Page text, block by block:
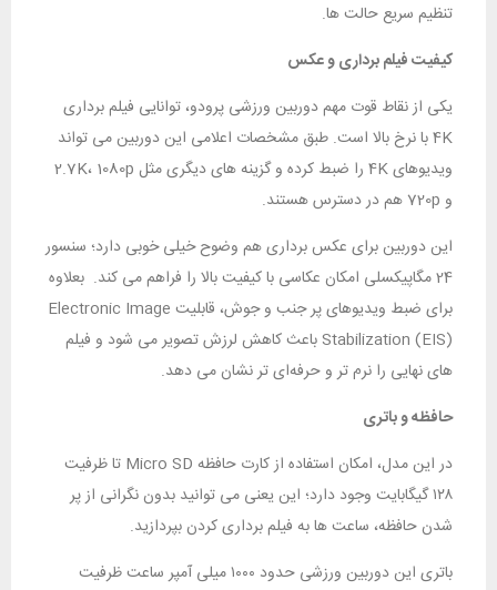
تنظیم سریع حالت‌ ها.
کیفیت فیلم ‌برداری و عکس
یکی از نقاط قوت مهم دوربین ورزشی پرودو، توانایی فیلم ‌برداری
4K با نرخ بالا است. طبق مشخصات اعلامی این دوربین می ‌تواند
ویدیوهای 4K را ضبط کرده و گزینه‌ های دیگری مثل 2.7K، 1080p
و 720p هم در دسترس هستند.
این دوربین برای عکس‌ برداری هم وضوح خیلی خوبی دارد؛ سنسور
24 مگاپیکسلی امکان عکاسی با کیفیت بالا را فراهم می‌ کند. بعلاوه
برای ضبط ویدیوهای پر جنب ‌و جوش، قابلیت Electronic Image
Stabilization (EIS) باعث کاهش لرزش تصویر می‌ شود و فیلم‌
های نهایی را نرم‌ تر و حرفه‌ای‌ تر نشان می‌ دهد.
حافظه و باتری
در این مدل، امکان استفاده از کارت حافظه Micro SD تا ظرفیت
۱۲۸ گیگابایت وجود دارد؛ این یعنی می‌ توانید بدون نگرانی از پر
شدن حافظه، ساعت‌ ها به فیلم ‌برداری کردن بپردازید.
باتری این دوربین ورزشی حدود ۱۰۰۰ میلی‌ آمپر ساعت ظرفیت